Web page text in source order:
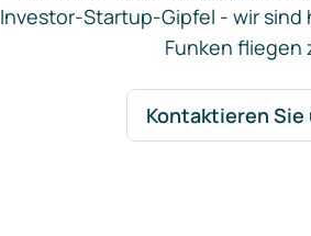
Investor-Startup-Gipfel - wir sind
Funken fliegen
Kontaktieren Sie